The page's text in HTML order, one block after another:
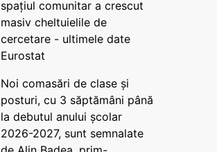
spațiul comunitar a crescut
masiv cheltuielile de
cercetare - ultimele date
Eurostat
Noi comasări de clase și
posturi, cu 3 săptămâni până
la debutul anului școlar
2026-2027, sunt semnalate